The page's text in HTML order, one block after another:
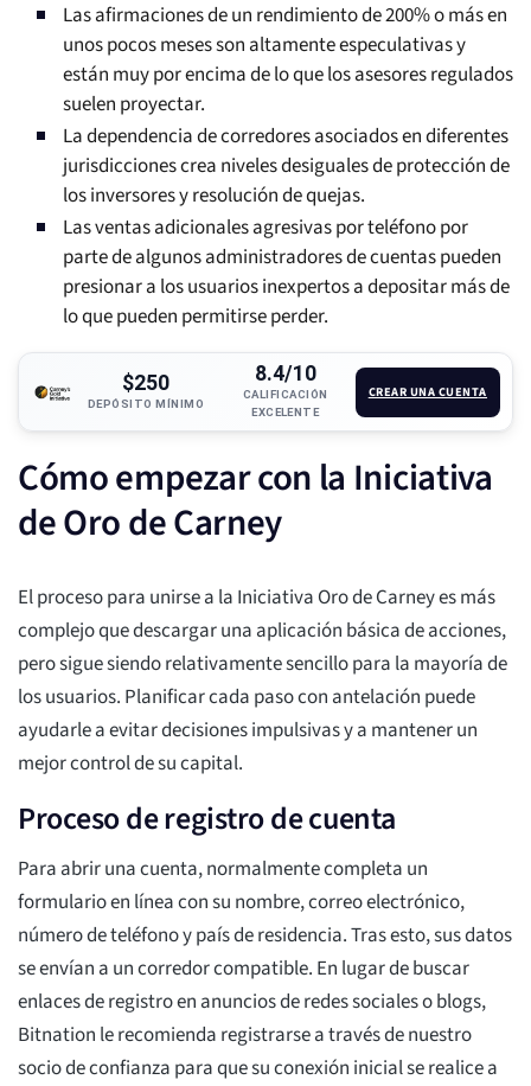
Las afirmaciones de un rendimiento de 200% o más en
unos pocos meses son altamente especulativas y
están muy por encima de lo que los asesores regulados
suelen proyectar.
La dependencia de corredores asociados en diferentes
jurisdicciones crea niveles desiguales de protección de
los inversores y resolución de quejas.
Las ventas adicionales agresivas por teléfono por
parte de algunos administradores de cuentas pueden
presionar a los usuarios inexpertos a depositar más de
lo que pueden permitirse perder.
$250
DEPÓSITO MÍNIMO
8.4/10
CALIFICACIÓN
EXCELENTE
CREAR UNA CUENTA
Cómo empezar con la Iniciativa
de Oro de Carney
El proceso para unirse a la Iniciativa Oro de Carney es más
complejo que descargar una aplicación básica de acciones,
pero sigue siendo relativamente sencillo para la mayoría de
los usuarios. Planificar cada paso con antelación puede
ayudarle a evitar decisiones impulsivas y a mantener un
mejor control de su capital.
Proceso de registro de cuenta
Para abrir una cuenta, normalmente completa un
formulario en línea con su nombre, correo electrónico,
número de teléfono y país de residencia. Tras esto, sus datos
se envían a un corredor compatible. En lugar de buscar
enlaces de registro en anuncios de redes sociales o blogs,
Bitnation le recomienda registrarse a través de nuestro
socio de confianza para que su conexión inicial se realice a